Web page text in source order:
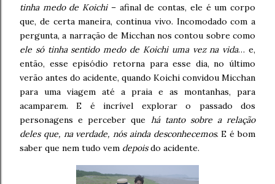
tinha medo de Koichi– afinal de contas, ele é um corpo
que, de certa maneira, continua vivo. Incomodado com a
pergunta, a narração de Micchan nos contou sobre como
ele só tinha sentido medo de Koichi uma vez na vida… e,
então, esse episódio retorna para esse dia, no último
verão antes do acidente, quando Koichi convidou Micchan
para uma viagem até a praia e as montanhas, para
acamparem. E é incrível explorar o passado dos
personagens e perceber que há tanto sobre a relação
deles que, na verdade, nós ainda desconhecemos. E é bom
saber que nem tudo vem depoisdo acidente.